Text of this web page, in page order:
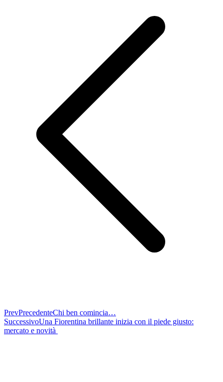
PrevPrecedenteChi ben comincia…
SuccessivoUna Fiorentina brillante inizia con il piede giusto:
mercato e novità